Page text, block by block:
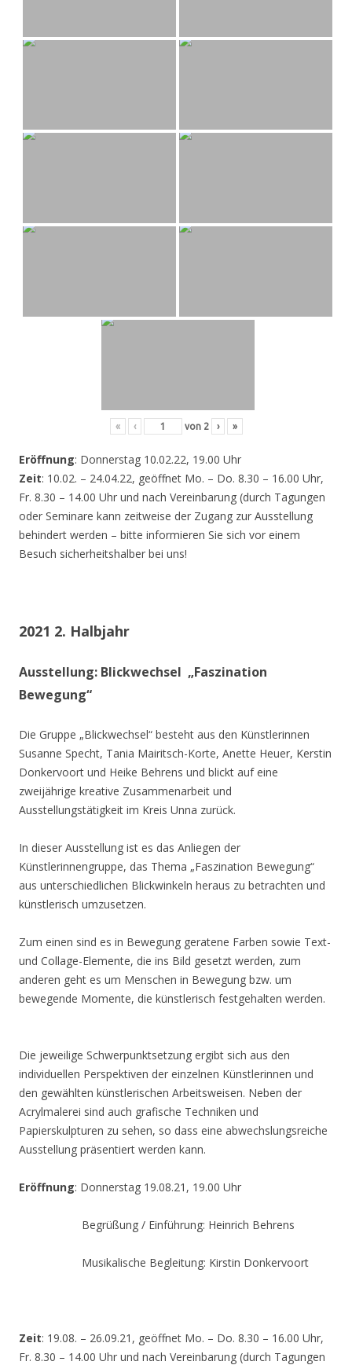
« ‹ von 2 › »
Eröffnung: Donnerstag 10.02.22, 19.00 Uhr
Zeit: 10.02. – 24.04.22, geöffnet Mo. – Do. 8.30 – 16.00 Uhr,
Fr. 8.30 – 14.00 Uhr und nach Vereinbarung (durch Tagungen
oder Seminare kann zeitweise der Zugang zur Ausstellung
behindert werden – bitte informieren Sie sich vor einem
Besuch sicherheitshalber bei uns!
2021 2. Halbjahr
Ausstellung: Blickwechsel „Faszination
Bewegung“
Die Gruppe „Blickwechsel“ besteht aus den Künstlerinnen
Susanne Specht, Tania Mairitsch-Korte, Anette Heuer, Kerstin
Donkervoort und Heike Behrens und blickt auf eine
zweijährige kreative Zusammenarbeit und
Ausstellungstätigkeit im Kreis Unna zurück.
In dieser Ausstellung ist es das Anliegen der
Künstlerinnengruppe, das Thema „Faszination Bewegung“
aus unterschiedlichen Blickwinkeln heraus zu betrachten und
künstlerisch umzusetzen.
Zum einen sind es in Bewegung geratene Farben sowie Text-
und Collage-Elemente, die ins Bild gesetzt werden, zum
anderen geht es um Menschen in Bewegung bzw. um
bewegende Momente, die künstlerisch festgehalten werden.
Die jeweilige Schwerpunktsetzung ergibt sich aus den
individuellen Perspektiven der einzelnen Künstlerinnen und
den gewählten künstlerischen Arbeitsweisen. Neben der
Acrylmalerei sind auch grafische Techniken und
Papierskulpturen zu sehen, so dass eine abwechslungsreiche
Ausstellung präsentiert werden kann.
Eröffnung: Donnerstag 19.08.21, 19.00 Uhr
Begrüßung / Einführung: Heinrich Behrens
Musikalische Begleitung: Kirstin Donkervoort
Zeit: 19.08. – 26.09.21, geöffnet Mo. – Do. 8.30 – 16.00 Uhr,
Fr. 8.30 – 14.00 Uhr und nach Vereinbarung (durch Tagungen